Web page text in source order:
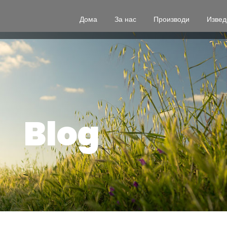
Дома За нас Производи
Блог
Blog